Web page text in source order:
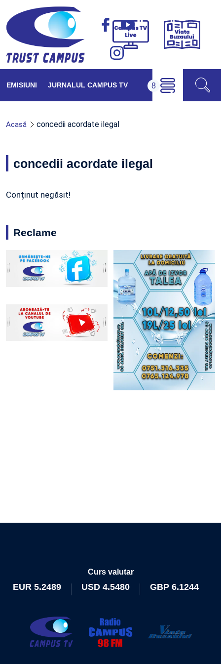
Campus
Viața
EMISIUNI JURNALUL CAMPUS TV
Acasă concedii acordate ilegal
concedii acordate ilegal
Conținut negăsit!
Reclame
Curs valutar
EUR 5.2489 USD 4.5480 GBP 6.1244